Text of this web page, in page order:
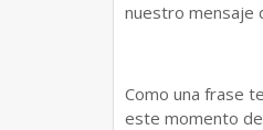
nuestro mensaje
Como una frase
este momento